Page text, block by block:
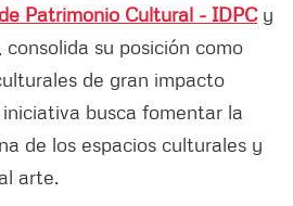
Patrimonio Cultural - IDPCy
, consolida su posición como
de gran impacto
busca fomentar la
de los espacios culturales y
arte.